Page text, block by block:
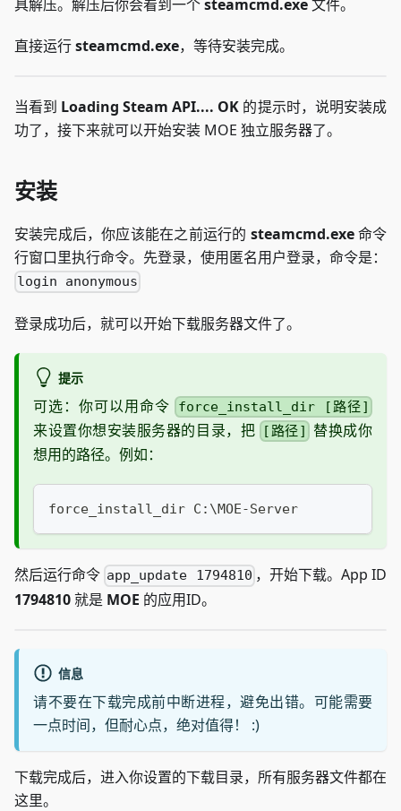
具解压。解压后你会看到一个steamcmd.exe文件。
直接运行steamcmd.exe，等待安装完成。
当看到 Loading Steam API.... OK 的提示时，说明安装成
功了，接下来就可以开始安装 MOE 独立服务器了。
安装
安装完成后，你应该能在之前运行的 steamcmd.exe命令
行窗口里执行命令。先登录，使用匿名用户登录，命令是：
login anonymous
登录成功后，就可以开始下载服务器文件了。
提示
可选：你可以用命令 force_install_dir [路径]
来设置你想安装服务器的目录，把 [路径] 替换成你
想用的路径。例如：
force_install_dir C:\MOE-Server
然后运行命令 app_update 1794810 ，开始下载。App ID
1794810就是 MOE 的应用ID。
信息
请不要在下载完成前中断进程，避免出错。可能需要
一点时间，但耐心点，绝对值得！ :)
下载完成后，进入你设置的下载目录，所有服务器文件都在
这里。